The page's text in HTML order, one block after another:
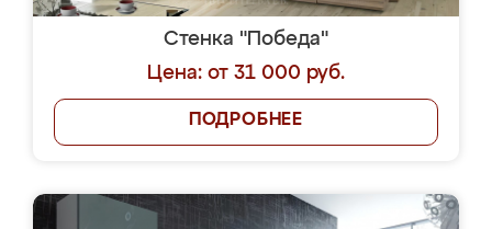
Стенка "Победа"
Цена: от 31 000 руб.
ПОДРОБНЕЕ